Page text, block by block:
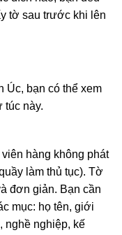
tờ sau trước khi lên
Úc, bạn có thể xem
túcnày.
hàng không phát
làm thủ tục). Tờ
đơn giản. Bạn cần
mục: họ tên, giới
nghề nghiệp, kế